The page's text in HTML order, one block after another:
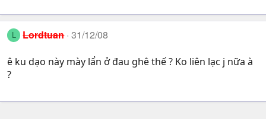
Lordtuan 31/12/08
ê ku dạo này mày lẩn ở đau ghê thế ? Ko liên lạc j nữa à
?